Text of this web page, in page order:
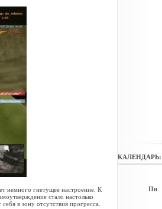
КАЛЕНДАРЬ:
Пн
немного гнетущее настроение. К
стало настолько
в зону отсутствия прогресса.